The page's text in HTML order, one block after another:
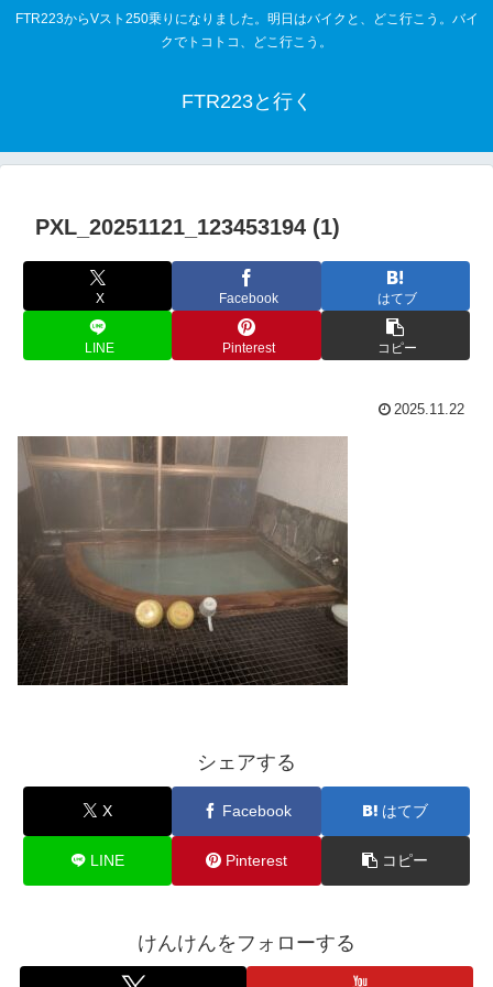
FTR223からVスト250乗りになりました。明日はバイクと、どこ行こう。バイ
クでトコトコ、どこ行こう。
FTR223と行く
PXL_20251121_123453194 (1)
X Facebook はてブ
LINE Pinterest コピー
2025.11.22
シェアする
X Facebook はてブ
LINE Pinterest コピー
けんけんをフォローする